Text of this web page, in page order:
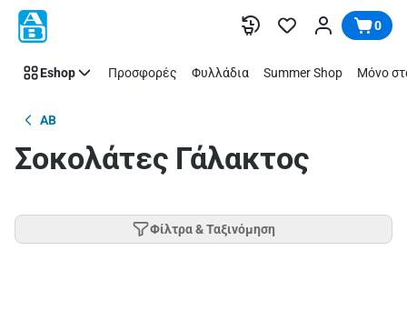
Παράλειψη 0
Eshop Προσφορές Φυλλάδια Summer Shop Μόνο
AB
Σοκολάτες Γάλακτος
Φίλτρα & Ταξινόμηση